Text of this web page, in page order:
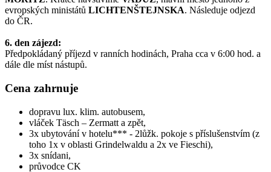
evropských ministátů LICHTENŠTEJNSKA. Následuje odjezd
do ČR.
6. den zájezd:
Předpokládaný příjezd v ranních hodinách, Praha cca v 6:00 hod. a
dále dle míst nástupů.
Cena zahrnuje
dopravu lux. klim. autobusem,
vláček Täsch – Zermatt a zpět,
3x ubytování v hotelu*** - 2lůžk. pokoje s příslušenstvím (z
toho 1x v oblasti Grindelwaldu a 2x ve Fieschi),
3x snídani,
průvodce CK